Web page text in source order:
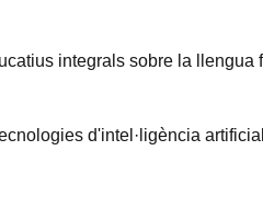
integrals sobre la llengua
d'intel·ligència